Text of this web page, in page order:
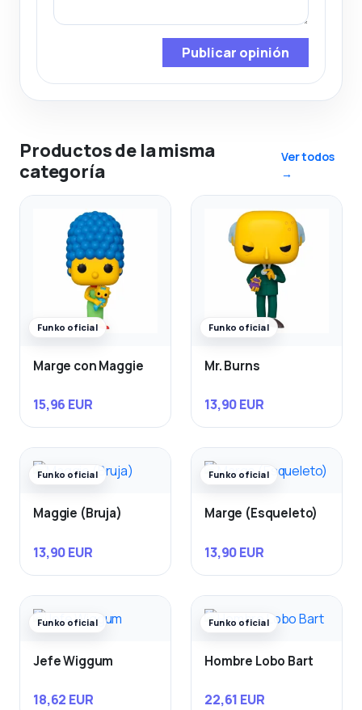
Publicar opinión
Productos de la misma
categoría
Ver todos
→
Funko oficial
Marge con Maggie
15,96 EUR
Funko oficial
Mr. Burns
13,90 EUR
Funko oficial
Maggie (Bruja)
13,90 EUR
Funko oficial
Marge (Esqueleto)
13,90 EUR
Funko oficial
Jefe Wiggum
18,62 EUR
Funko oficial
Hombre Lobo Bart
22,61 EUR